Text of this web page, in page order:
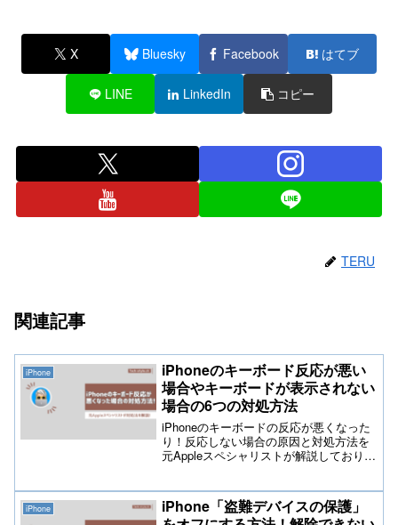
X Bluesky Facebook はてブ
LINE LinkedIn コピー
TERU
関連記事
iPhone
iPhoneのキーボード反応が悪い
場合やキーボードが表示されない
場合の6つの対処方法
iPhoneのキーボードの反応が悪くなった
り！反応しない場合の原因と対処方法を
元Appleスペシャリストが解説しておりま
キーボード自体が表示しない場合も同様
の対処方法を確認して試してみて下さ
iPhone
iPhone「盗難デバイスの保護」